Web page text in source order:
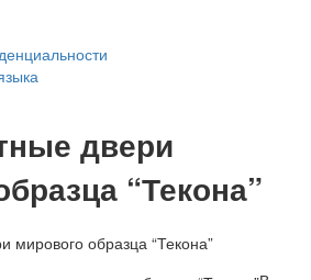
двери
“Текона”